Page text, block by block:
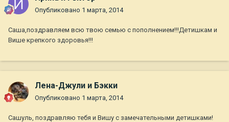
Опубликовано 1 марта, 2014
Саша,поздравляем всю твою семью с пополнением!!!Детишкам и
Више крепкого здоровья!!!
Лена-Джули и Бэкки
Опубликовано 1 марта, 2014
Сашуль, поздравляю тебя и Вишу с замечательными детишками!